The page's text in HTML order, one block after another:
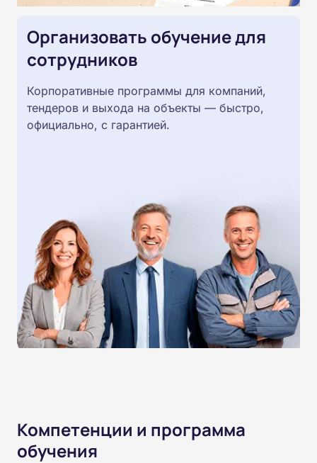
Организовать обучение для
сотрудников
Корпоративные программы для компаний,
тендеров и выхода на объекты — быстро,
официально, с гарантией.
Компетенции и программа
обучения